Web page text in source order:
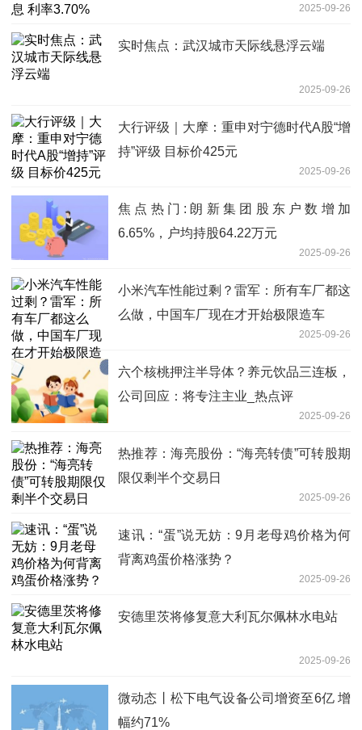
2025-09-26
实时焦点：武汉城市天际线悬浮云端
2025-09-26
大行评级｜大摩：重申对宁德时代A股“增
持”评级 目标价425元
2025-09-26
焦点热门:朗新集团股东户数增加
6.65%，户均持股64.22万元
2025-09-26
小米汽车性能过剩？雷军：所有车厂都这
么做，中国车厂现在才开始极限造车
2025-09-26
六个核桃押注半导体？养元饮品三连板，
公司回应：将专注主业_热点评
2025-09-26
热推荐：海亮股份：“海亮转债”可转股期
限仅剩半个交易日
2025-09-26
速讯：“蛋”说无妨：9月老母鸡价格为何
背离鸡蛋价格涨势？
2025-09-26
安德里茨将修复意大利瓦尔佩林水电站
2025-09-26
微动态丨松下电气设备公司增资至6亿 增
幅约71%